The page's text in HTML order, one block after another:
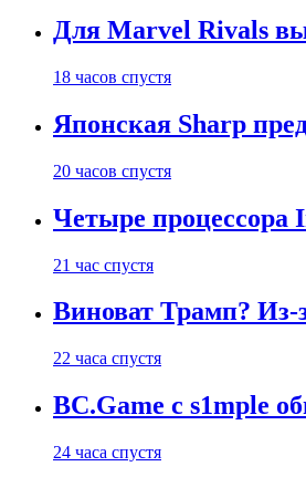
Для Marvel Rivals
18 часов спустя
Японская Sharp
20 часов спустя
Четыре процессора
21 час спустя
Виноват Трамп? Из-
22 часа спустя
BC.Game с s1mple
24 часа спустя